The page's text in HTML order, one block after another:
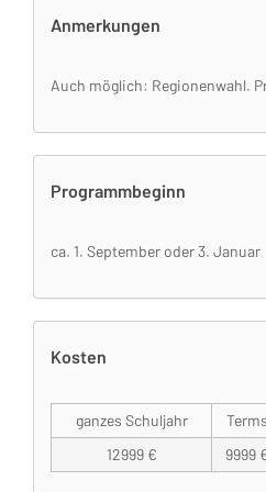
Anmerkungen
Auch möglich: Regionenwahl.
Programmbeginn
ca. 1. September oder 3. Januar
Kosten
ganzes Schuljahr Terms
12999 €
9999